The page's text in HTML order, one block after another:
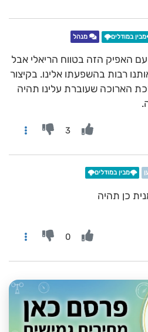
במודלים🌩️ מנהל
האפיק הזה בטווח הריאלי אבל
רבות בהשפעתו אלינו. בקיצור
הארוכה שעוברת עלינו תהיה
3
🌩️מבין במודלים🌩️
כן תהיה
0